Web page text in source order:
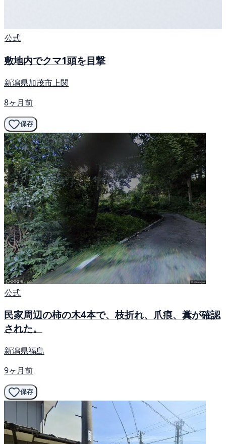
公式
敷地内でクマ1頭を目撃
新潟県加茂市上関
8ヶ月前
保存
公式
民家周辺の柿の木4本で、枝折れ、爪痕、糞が確認
された。
新潟県福島
9ヶ月前
保存